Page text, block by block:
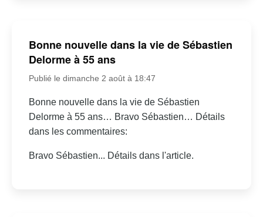
Bonne nouvelle dans la vie de Sébastien
Delorme à 55 ans
Publié le dimanche 2 août à 18:47
Bonne nouvelle dans la vie de Sébastien
Delorme à 55 ans… Bravo Sébastien… Détails
dans les commentaires:
Bravo Sébastien... Détails dans l'article.